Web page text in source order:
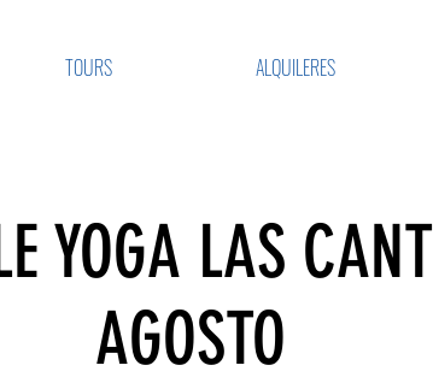
TOURS ALQUILERES
YOGA LAS
AGOSTO